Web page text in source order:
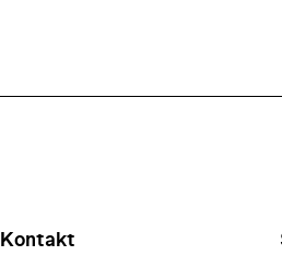
Kontakt